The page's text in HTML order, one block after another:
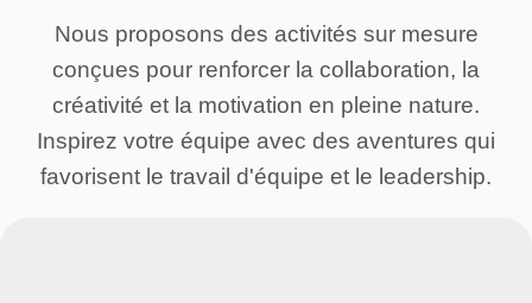
Nous proposons des activités sur mesure
conçues pour renforcer la collaboration, la
créativité et la motivation en pleine nature.
Inspirez votre équipe avec des aventures qui
favorisent le travail d'équipe et le leadership.